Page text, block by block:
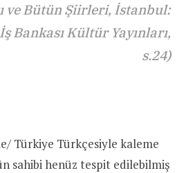
ve Bütün Şiirleri, İstanbul:
Bankası Kültür Yayınları,
s.24)
Türkiye Türkçesiyle kaleme
sahibi henüz tespit edilebilmiş